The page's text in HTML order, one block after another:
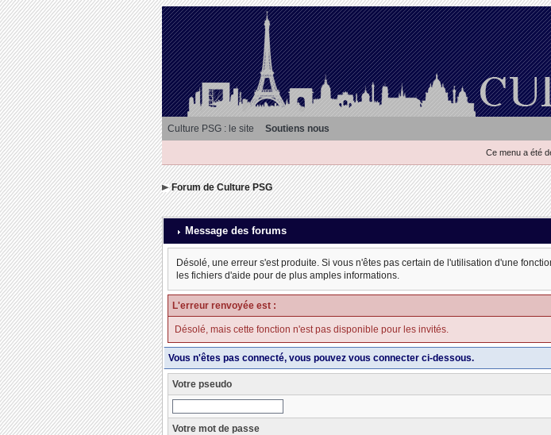
Culture PSG : le site Soutiens nous
Ce menu a été
Forum de Culture PSG
Message des forums
Désolé, une erreur s'est produite. Si vous n'êtes pas certain de l'utilisation d'une
les fichiers d'aide pour de plus amples informations.
L'erreur renvoyée est :
Désolé, mais cette fonction n'est pas disponible pour les invités.
Vous n'êtes pas connecté, vous pouvez vous connecter ci-dessous.
Votre pseudo
Votre mot de passe